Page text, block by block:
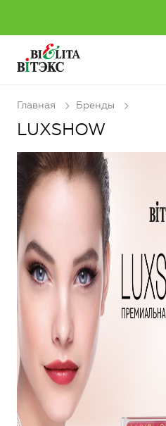
Главная Бренды
LUXSHOW